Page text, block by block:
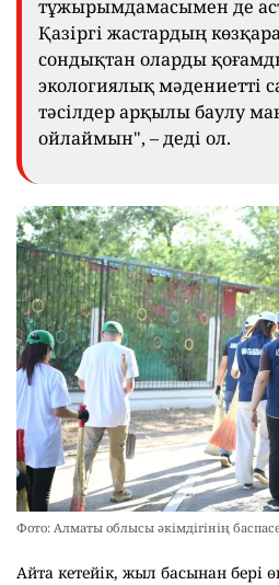
тұжырымдамасымен де
Қазіргі жастардың
сондықтан оларды
экологиялық мәдениетті
тәсілдер арқылы баулу
ойлаймын", – деді ол.
Фото: Алматы облысы әкімдігінің
Айта кетейік, жыл басынан бері